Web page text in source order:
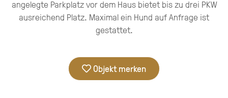
angelegte Parkplatz vor dem Haus bietet bis zu drei PKW
ausreichend Platz. Maximal ein Hund auf Anfrage ist
gestattet.
Objekt merken